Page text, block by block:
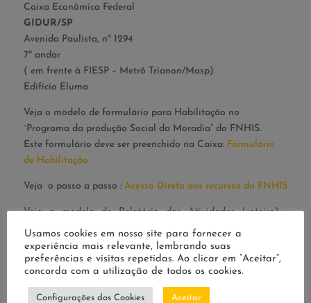
Caixa Econômica Federal
GIDUR/SP
Avenida Paulista, nº 1294
7º andar
( em frente à FIESP – Metrô Trianon/Masp)
Edifício Eluma
Veja o modelo de formulário para Habilitação no
`Programa da produção Social da Moradia” do FNHIS.
Este formulário deve ser preenchido na Caixa: Formulário
de Habilitação
Veja o passo a passo : Acesso Direto aos recursos do FNHIS
Veja o modelo de Relatório das Atividades (roteiro) :
Relatório das Atividades_roteiro
Veja o modelo das delarações :Modelo das declarações
Pesquisar
Usamos cookies em nosso site para fornecer a
experiência mais relevante, lembrando suas
preferências e visitas repetidas. Ao clicar em “Aceitar”,
concorda com a utilização de todos os cookies.
Configurações dos Cookies Aceitar